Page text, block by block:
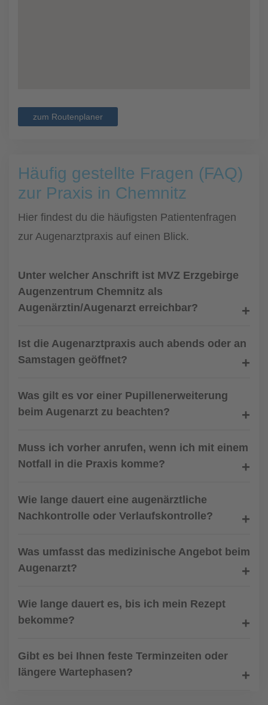
zum Routenplaner
Häufig gestellte Fragen (FAQ)
zur Praxis in Chemnitz
Hier findest du die häufigsten Patientenfragen
zur Augenarztpraxis auf einen Blick.
Unter welcher Anschrift ist MVZ Erzgebirge
Augenzentrum Chemnitz als
Augenärztin/Augenarzt erreichbar?
Ist die Augenarztpraxis auch abends oder an
Samstagen geöffnet?
Was gilt es vor einer Pupillenerweiterung
beim Augenarzt zu beachten?
Muss ich vorher anrufen, wenn ich mit einem
Notfall in die Praxis komme?
Wie lange dauert eine augenärztliche
Nachkontrolle oder Verlaufskontrolle?
Was umfasst das medizinische Angebot beim
Augenarzt?
Wie lange dauert es, bis ich mein Rezept
bekomme?
Gibt es bei Ihnen feste Terminzeiten oder
längere Wartephasen?